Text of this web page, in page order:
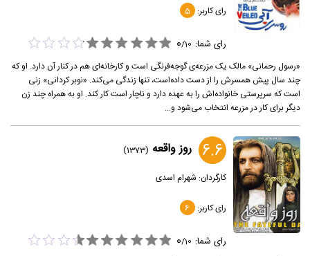
رای کاربر: 5
رای شما: 0/10
«رسول رحمانی» مالک یک مزرعه‌ی گوجه‌فرنگی است و کارخانه‌ای هم در کنار آن دارد. او که
چند سال پیش همسرش را از دست داده‌است، تنها زندگی می‌کند. «نوبر کردانی» زنی
است که سرپرستی خانواده‌اش را به عهده دارد و ناچار است کار کند. او به همراه چند زن
دیگر برای کار در مزرعه انتخاب می‌شود و...
6.6 روز واقعه (1373)
کارگردان: شهرام اسدی
رای کاربر: 6
رای شما: 0/10